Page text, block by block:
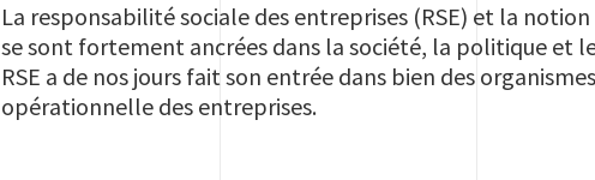
La responsabilité sociale des entreprises (RSE) et la
se sont fortement ancrées dans la société, la politique et
RSE a de nos jours fait son entrée dans bien des
opérationnelle des entreprises.